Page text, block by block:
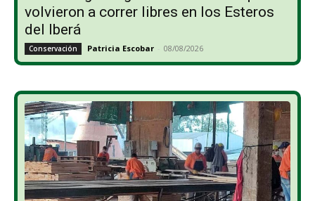
volvieron a correr libres en los Esteros
del Iberá
Conservación Patricia Escobar - 08/08/2026